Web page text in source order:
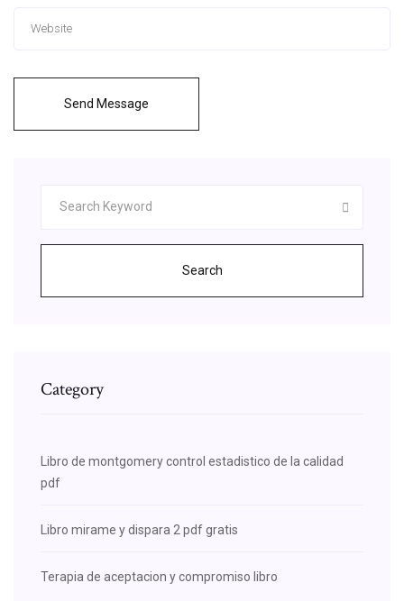
Send Message
Search
Category
Libro de montgomery control estadistico de la calidad
pdf
Libro mirame y dispara 2 pdf gratis
Terapia de aceptacion y compromiso libro